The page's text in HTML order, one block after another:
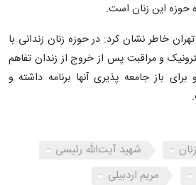
حوزه این زنان است.
خاطر نشان کرد: در حوزه زنان زندانی با
و مراقبت پس از خروج از زندان تفاهم
باز جامعه پذیری آنها برنامه داشته و
زنان
شهید آیت‌الله رئیسی
مریم اردبیلی